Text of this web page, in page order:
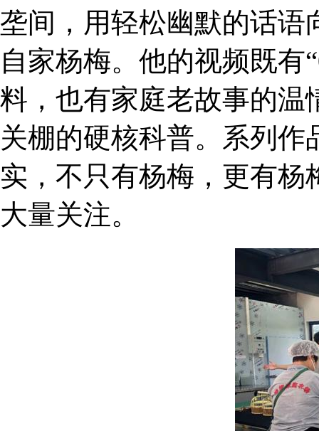
垄间，用轻松幽默的话语
自家杨梅。他的视频既有
料，也有家庭老故事的温
关棚的硬核科普。系列
实，不只有杨梅，更有
大量关注。